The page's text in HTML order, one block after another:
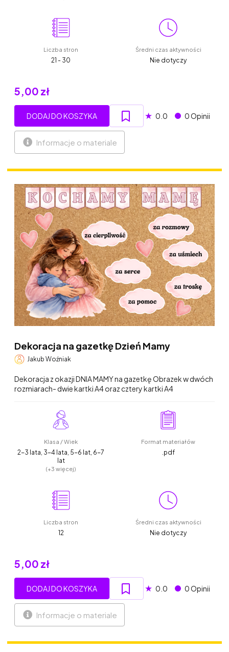
Liczba stron
21 - 30
Średni czas aktywności
Nie dotyczy
5,00 zł
DODAJ DO KOSZYKA ★ 0.0 0 Opinii
Informacje o materiale
Dekoracja na gazetkę Dzień Mamy
Jakub Woźniak
Dekoracja z okazji DNIA MAMY na gazetkę Obrazek w dwóch
rozmiarach- dwie kartki A4 oraz cztery kartki A4
Klasa / Wiek
2-3 lata, 3-4 lata, 5-6 lat, 6-7
lat
(+3 więcej)
Format materiałów
.pdf
Liczba stron
12
Średni czas aktywności
Nie dotyczy
5,00 zł
DODAJ DO KOSZYKA ★ 0.0 0 Opinii
Informacje o materiale